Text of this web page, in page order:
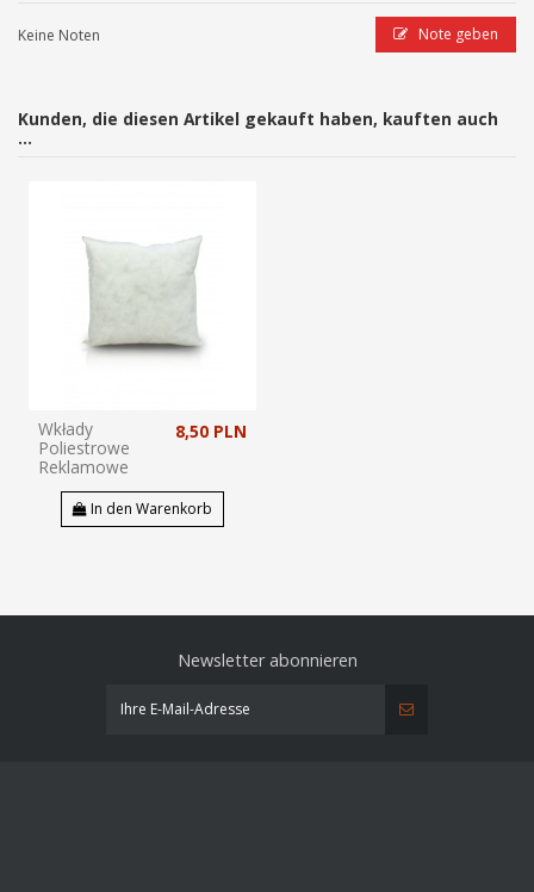
Keine Noten Note geben
Kunden, die diesen Artikel gekauft haben, kauften auch
...
Wkłady
Poliestrowe
Reklamowe
8,50 PLN
In den Warenkorb
Newsletter abonnieren